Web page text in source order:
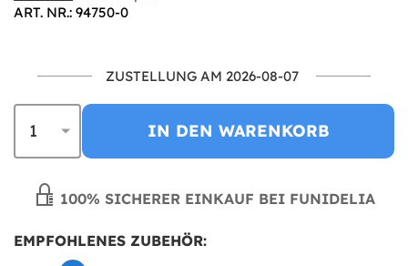
ART. NR.: 94750-0
ZUSTELLUNG AM 2026-08-07
IN DEN WARENKORB
100% SICHERER EINKAUF BEI FUNIDELIA
EMPFOHLENES ZUBEHÖR: